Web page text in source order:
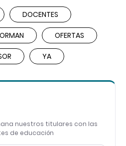
DOCENTES
OFERTAS
YA
nuestros titulares con las
de educación